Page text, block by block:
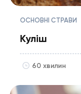
ОСНОВНІ СТРАВИ
Куліш
60 хвилин